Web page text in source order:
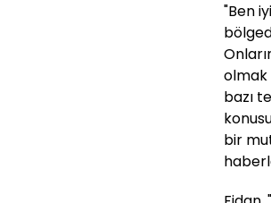
"Ben
olmak
bazı
bir